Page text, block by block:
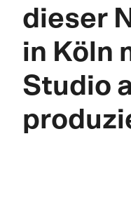
dieser
in Köln
Studio